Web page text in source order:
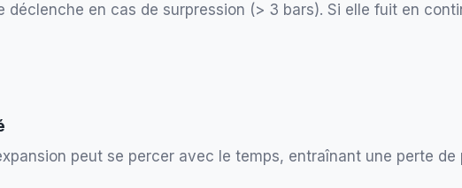
déclenche en cas de surpression (> 3 bars). Si elle fuit en
peut se percer avec le temps, entraînant une perte